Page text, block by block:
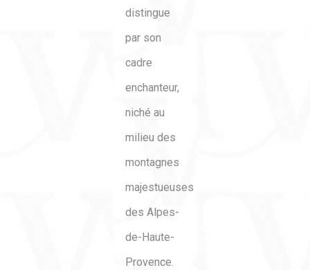
distingue
par son
cadre
enchanteur,
niché au
milieu des
montagnes
majestueuses
des Alpes-
de-Haute-
Provence.